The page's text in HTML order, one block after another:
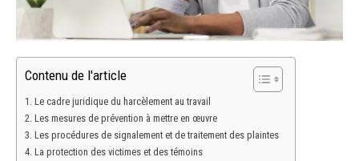
Contenu de l'article
Le cadre juridique du harcèlement au travail
Les mesures de prévention à mettre en œuvre
Les procédures de signalement et de traitement des plaintes
La protection des victimes et des témoins